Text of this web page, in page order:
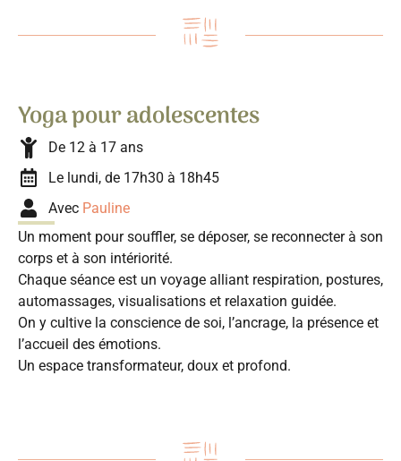
Yoga pour adolescentes
De 12 à 17 ans
Le lundi, de 17h30 à 18h45
Avec Pauline
Un moment pour souffler, se déposer, se reconnecter à son
corps et à son intériorité.
Chaque séance est un voyage alliant respiration, postures,
automassages, visualisations et relaxation guidée.
On y cultive la conscience de soi, l’ancrage, la présence et
l’accueil des émotions.
Un espace transformateur, doux et profond.